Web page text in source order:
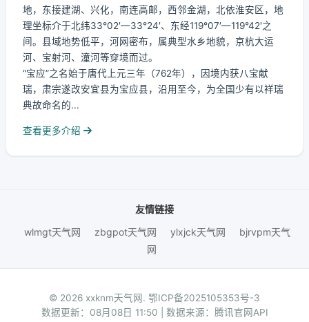
地，东接建湖、兴化，南连高邮，西邻金湖，北依淮安区，地
理坐标介于北纬33°02′—33°24′、东经119°07′—119°42′之
间。县域地势低平，河网密布，属典型水乡地貌，京杭大运
河、宝射河、潼河等穿境而过。
“宝应”之名始于唐代上元三年（762年），因境内获八宝献
瑞，肃宗遂改安宜县为宝应县，沿用至今，为全国少有以祥瑞
典故命名的...
查看更多介绍
友情链接
wlmgt天气网
zbgpot天气网 ylxjck天气网
bjrvpm天气
网
© 2026 xxknm天气网. 鄂ICP备2025105353号-3
数据更新：08月08日 11:50 | 数据来源：腾讯官网API